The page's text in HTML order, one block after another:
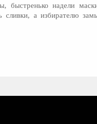
быстренько надели
сливки, а избирателю